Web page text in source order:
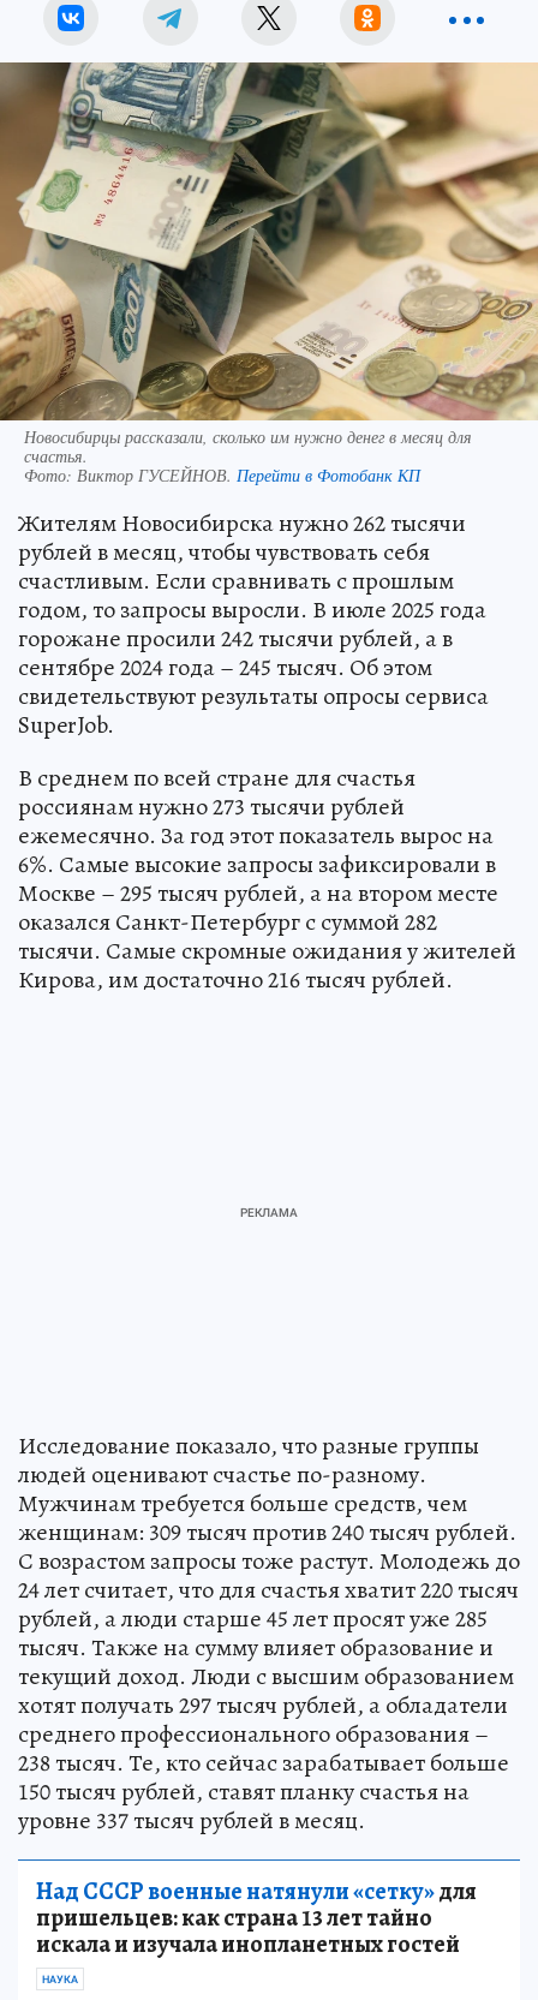
Новосибирцы рассказали, сколько им нужно денег в месяц для
счастья.
Фото: Виктор ГУСЕЙНОВ. Перейти в Фотобанк КП
Жителям Новосибирска нужно 262 тысячи
рублей в месяц, чтобы чувствовать себя
счастливым. Если сравнивать с прошлым
годом, то запросы выросли. В июле 2025 года
горожане просили 242 тысячи рублей, а в
сентябре 2024 года – 245 тысяч. Об этом
свидетельствуют результаты опросы сервиса
SuperJob.
В среднем по всей стране для счастья
россиянам нужно 273 тысячи рублей
ежемесячно. За год этот показатель вырос на
6%. Самые высокие запросы зафиксировали в
Москве – 295 тысяч рублей, а на втором месте
оказался Санкт-Петербург с суммой 282
тысячи. Самые скромные ожидания у жителей
Кирова, им достаточно 216 тысяч рублей.
Исследование показало, что разные группы
людей оценивают счастье по-разному.
Мужчинам требуется больше средств, чем
женщинам: 309 тысяч против 240 тысяч рублей.
С возрастом запросы тоже растут. Молодежь до
24 лет считает, что для счастья хватит 220 тысяч
рублей, а люди старше 45 лет просят уже 285
тысяч. Также на сумму влияет образование и
текущий доход. Люди с высшим образованием
хотят получать 297 тысяч рублей, а обладатели
среднего профессионального образования –
238 тысяч. Те, кто сейчас зарабатывает больше
150 тысяч рублей, ставят планку счастья на
уровне 337 тысяч рублей в месяц.
Над СССР военные натянули «сетку»для
пришельцев: как страна 13 лет тайно
искала и изучала инопланетных гостей
НАУКА